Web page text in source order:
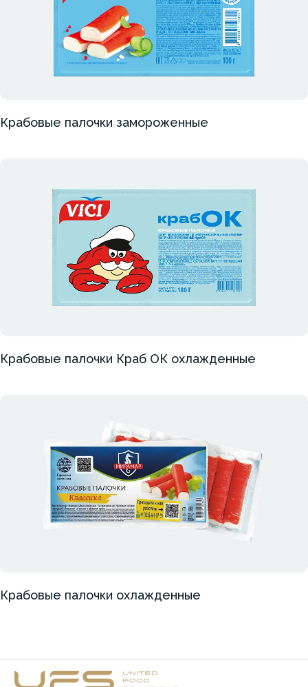
Крабовые палочки замороженные
Крабовые палочки Краб ОК охлажденные
Крабовые палочки охлажденные